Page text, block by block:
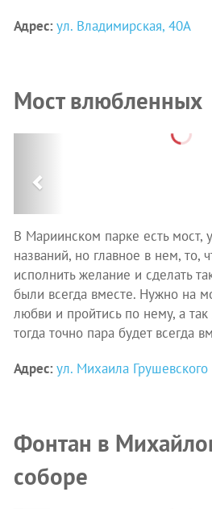
Адрес: ул. Владимирская, 40А
Мост влюбленных
В Мариинском парке есть мост,
названий, но главное в нем, то,
исполнить желание и сделать
были всегда вместе. Нужно на
любви и пройтись по нему, а
тогда точно пара будет всегда
Адрес: ул. Михаила Грушевского
Фонтан в
соборе